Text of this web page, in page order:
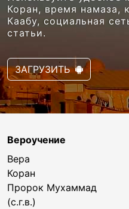
Коран, время намаза,
Каабу, социальная
статьи.
ЗАГРУЗИТЬ
Вероучение
Вера
Коран
Пророк Мухаммад
(с.г.в.)